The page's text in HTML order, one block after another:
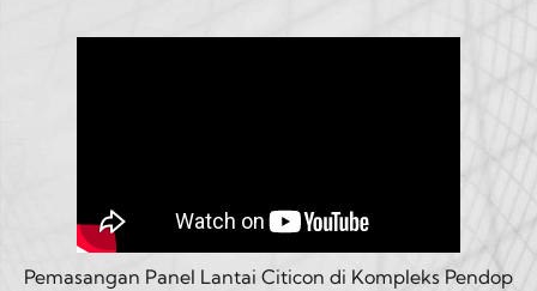
Pemasangan Panel Lantai Citicon di Kompleks Pendop